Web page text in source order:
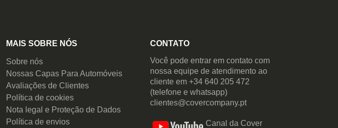
MAIS SOBRE NÓS
Sobre nós
Nossas Capas Para Automóveis
Avaliações de Clientes
Política de cookies
Nota legal e Proteção de Dados
Política de envios
CONTATO
Você pode entrar em contato com
nossa equipe de atendimento ao
cliente em +34 640 205 472
(telefone e whatsapp)
clientes@covercompany.pt
Canal da Cover